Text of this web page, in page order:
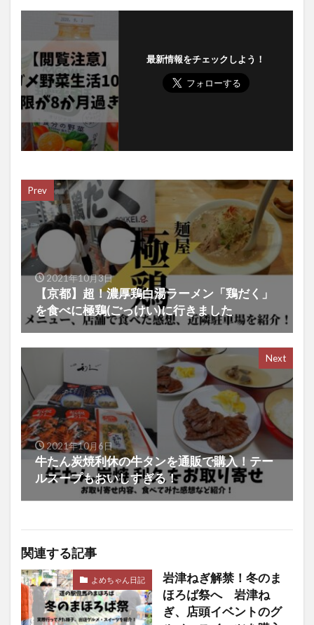
最新情報をチェックしよう！
Prev
2021年10月3日
【京都】超！濃厚鶏白湯ラーメン「鶏だく」
を食べに極鶏(ごっけい)に行きました
Next
2021年10月6日
牛たん炭焼利休の牛タンを通販で購入！テー
ルスープもおいしすぎる！
関連する記事
よめちゃん日記
岩津ねぎ解禁！冬のま
ほろば祭へ 岩津ね
ぎ、店頭イベントのグ